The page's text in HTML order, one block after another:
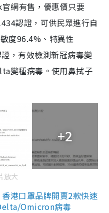
網有售，優惠價只要
認證，可供民眾進行自
度96.4%、特異性
，有效檢測新冠病毒變
變種病毒。使用鼻拭子
+2
放大
港口罩品牌開賣2款快速
Omicron病毒